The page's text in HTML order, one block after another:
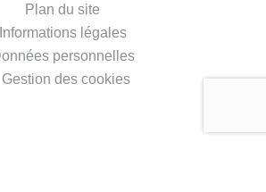
Plan du site
Informations légales
personnelles
Gestion des cookies